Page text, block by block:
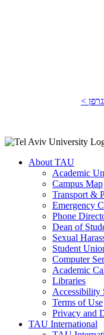
>
About TAU
Academic
Campus Map
Transport &
Emergency
Phone
Dean of
Sexual
Student
Computer
Academic
Libraries
Accessibility
Terms of Use
Privacy and
TAU International